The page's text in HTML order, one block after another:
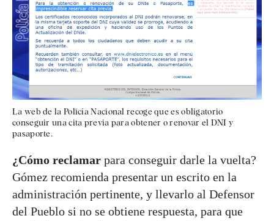
La web de la Policía Nacional recoge que es obligatorio
conseguir una cita previa para obtener o renovar el DNI y
pasaporte.
¿Cómo reclamar para conseguir darle la vuelta?
Gómez recomienda presentar un escrito en la
administración pertinente, y llevarlo al Defensor
del Pueblo si no se obtiene respuesta, para que